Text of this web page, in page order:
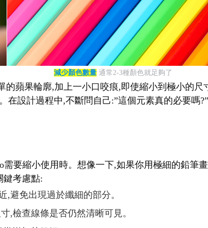
減少顏色數量通常2-3種顏色就足夠了
蘋果輪廓,加上一小口咬痕,即使縮小到極小的
在設計過程中,不斷問自己:”這個元素真的必要嗎
要縮小使用時。想像一下,如果你用極細的鉛筆
鍵考慮點:
,避免出現過於纖細的部分。
,檢查線條是否仍然清晰可見。